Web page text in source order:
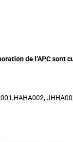
de l’APC sont